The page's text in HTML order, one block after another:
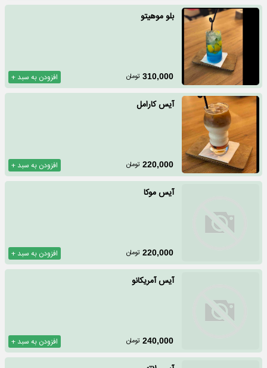
بلو موهیتو
افزودن به سبد + 310,000 تومان
آیس کارامل
افزودن به سبد + 220,000 تومان
آیس موکا
افزودن به سبد + 220,000 تومان
آیس آمریکانو
افزودن به سبد + 240,000 تومان